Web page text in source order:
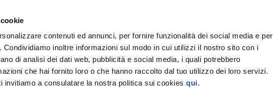
contenuti ed annunci, per fornire funzionalità dei social media e per
inoltre informazioni sul modo in cui utilizzi il nostro sito con i
di analisi dei dati web, pubblicità e social media, i quali potrebbero
che hai fornito loro o che hanno raccolto dal tuo utilizzo dei loro servizi.
invitiamo a consulatare la nostra politica sui cookiesqui.
servite >
Garage S. Andrea
H24 MAPPA
H. MAX 2.10 m m